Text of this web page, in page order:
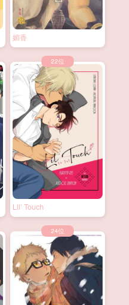
媚香
Lil’ Touch